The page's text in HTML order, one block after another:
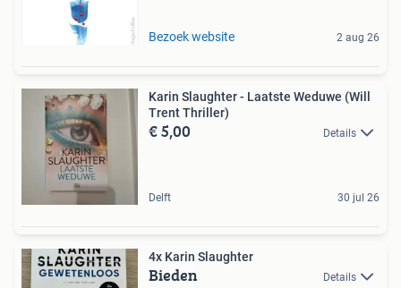
Bezoek website 2 aug 26
Karin Slaughter - Laatste Weduwe (Will
Trent Thriller)
€ 5,00 Details
Delft 30 jul 26
4x Karin Slaughter
Bieden Details